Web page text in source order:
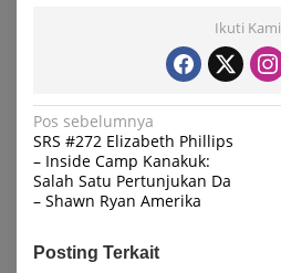
Ikuti Kami
Navigasi
pos
Pos sebelumnya
SRS #272 Elizabeth Phillips
– Inside Camp Kanakuk:
Salah Satu Pertunjukan Da
– Shawn Ryan Amerika
Posting Terkait